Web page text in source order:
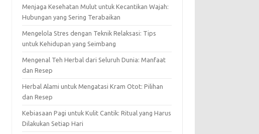
Menjaga Kesehatan Mulut untuk Kecantikan Wajah:
Hubungan yang Sering Terabaikan
Mengelola Stres dengan Teknik Relaksasi: Tips
untuk Kehidupan yang Seimbang
Mengenal Teh Herbal dari Seluruh Dunia: Manfaat
dan Resep
Herbal Alami untuk Mengatasi Kram Otot: Pilihan
dan Resep
Kebiasaan Pagi untuk Kulit Cantik: Ritual yang Harus
Dilakukan Setiap Hari